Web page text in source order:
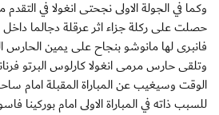
حصلت على ركلة جزاء اثر عرقلة دجالما
فانبرى لها مانوشو بنجاح على يمين الحارس
وتلقى حارس مرمى انغولا كارلوس البرتو
الوقت وسيغيب عن المباراة المقبلة امام
للسبب ذاته في المباراة الاولى امام بوركينا